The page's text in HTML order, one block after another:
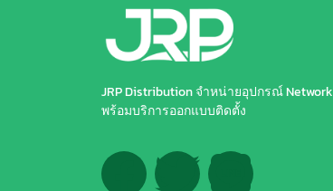
JRP Distribution จำหน่ายอุปกรณ์ Network
พร้อมบริการออกแบบติดตั้ง